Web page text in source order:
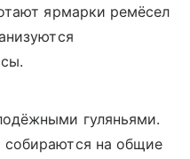
ярмарки ремёсел
гуляньями.
на общие